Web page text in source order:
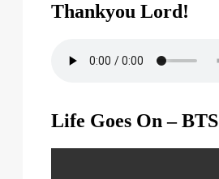
Thankyou Lord!
Life Goes On – BTS